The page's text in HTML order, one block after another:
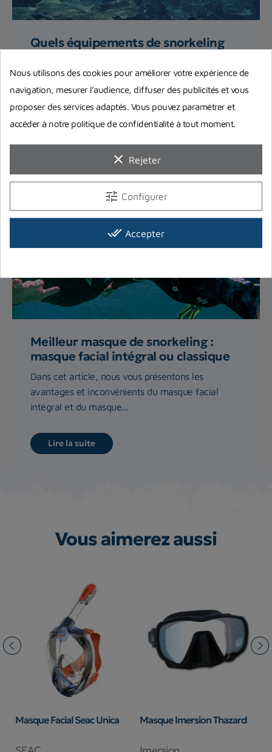
Quels équipements de snorkeling
Dans cet article, on vous donne nos conseils pour
choisir le meilleur matériel pour la pratique du
snorkeling,...
Lire la suite
Meilleur masque de snorkeling :
masque facial intégral ou classique
Dans cet article, nous vous présentons les
avantages et inconvénients du masque facial
intégral et du masque...
Lire la suite
Vous aimerez aussi
Masque Facial Seac Unica Masque Imersion Thazard
Nous utilisons des cookies pour améliorer votre expérience de
navigation, mesurer l’audience, diffuser des publicités et vous
proposer des services adaptés. Vous pouvez paramétrer et
accéder à notre politique de confidentialité à tout moment.
clear Rejeter
tune Configurer
done_all Accepter